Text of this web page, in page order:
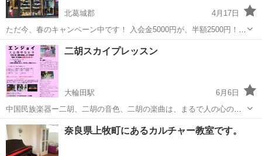
北葛城郡
4月17日
ただ今、春のキャンペーン中です！ 入会金5000円が、半額2500円！！
でさせて頂きます。 よろしければ、一度無料体験にお越し下さい〜 レ
ッスン中に生徒さん同士宿題、遊び、漫画読み放題！！！ 振り替えレ
ッスンあり！
奈良 北葛城郡 ピアノ
二胡スカイプレッスン
大輪田駅
6月6日
中国民族楽器ー二胡、二胡の音色、二胡の楽曲は、まるで人の心の叫
びのように響いてきます。 講師プロフィール 5歳から二胡習い始め
る、上海音楽学院二胡10級(最高レベル)取得 二胡のほか、ピアノも学
ぶ 2008年〜2017年日本...
奈良 北葛城郡 大輪田駅 二胡
奈良県上牧町にあるカルチャー教室です。